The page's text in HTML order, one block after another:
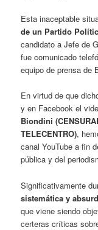
Esta inaceptable
de un Partido
candidato a Jefe de
fue comunicado
equipo de prensa de
En virtud de que
y en Facebook el
Biondini
TELECENTRO),
canal YouTube a fin
pública y del
Significativamente
sistemática y
que viene siendo
certeras críticas